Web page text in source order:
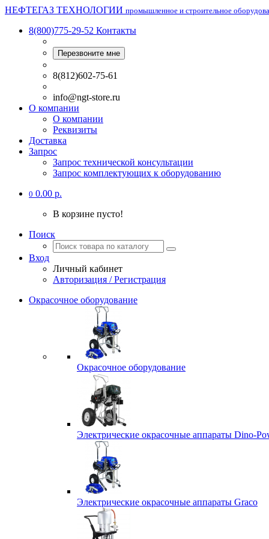
НЕФТЕГАЗ ТЕХНОЛОГИИ промышленное и строительное
8(800)775-29-52 Контакты
Перезвоните мне
8(812)602-75-61
info@ngt-store.ru
О компании
О компании
Реквизиты
Доставка
Запрос
Запрос технической консультации
Запрос комплектующих к оборудованию
0 0.00 р.
В корзине пусто!
Поиск
Вход
Личный кабинет
Авторизация / Регистрация
Окрасочное оборудование
Окрасочное оборудование
Электрические окрасочные аппараты Dino-
Электрические окрасочные аппараты Graco